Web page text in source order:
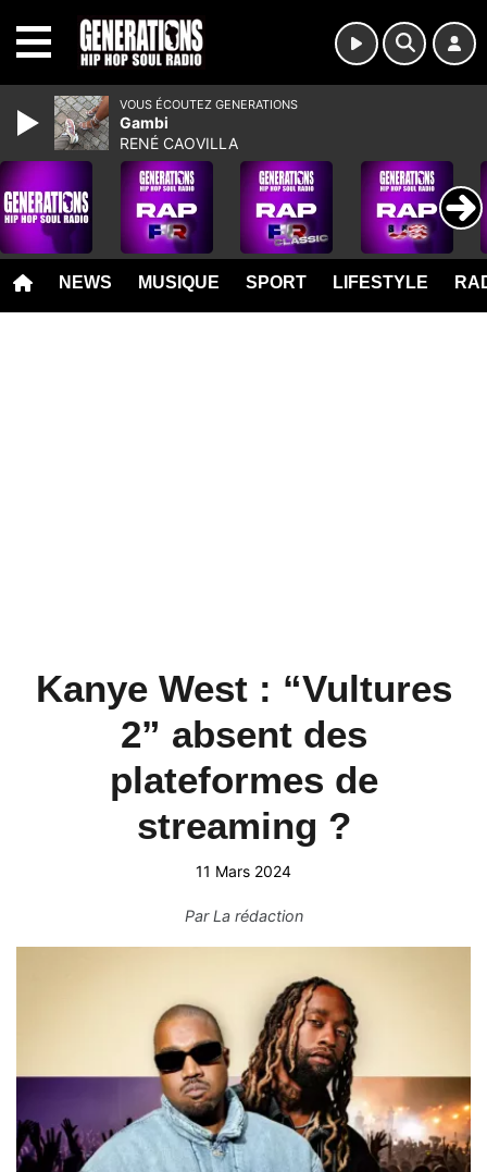
NEWS MUSIQUE SPORT LIFESTYLE
Kanye West : “Vultures
2” absent des
plateformes de
streaming ?
11 Mars 2024
ParLa rédaction
VOUS ÉCOUTEZ GENERATIONS
Gambi
RENÉ CAOVILLA